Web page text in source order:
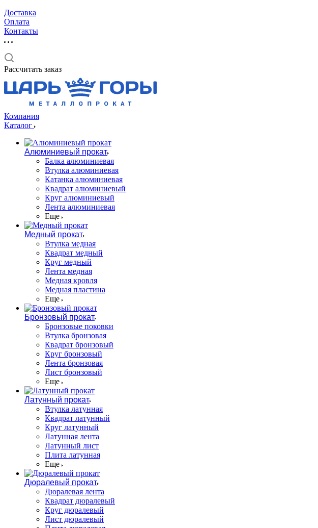
Доставка
Оплата
Контакты
Рассчитать заказ
Компания
Каталог
Алюминиевый прокат
Балка алюминиевая
Втулка алюминиевая
Катанка алюминиевая
Квадрат алюминиевый
Круг алюминиевый
Лента алюминиевая
Еще
Медный прокат
Втулка медная
Квадрат медный
Круг медный
Лента медная
Медная кровля
Медная пластина
Еще
Бронзовый прокат
Бронзовые поковки
Втулка бронзовая
Квадрат бронзовый
Круг бронзовый
Лента бронзовая
Лист бронзовый
Еще
Латунный прокат
Втулка латунная
Квадрат латунный
Круг латунный
Латунная лента
Латунный лист
Плита латунная
Еще
Дюралевый прокат
Дюралевая лента
Квадрат дюралевый
Круг дюралевый
Лист дюралевый